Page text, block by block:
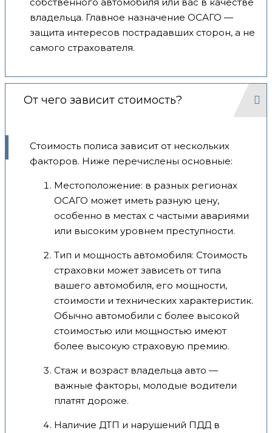
владельца. Главное назначение ОСАГО —
защита интересов пострадавших сторон, а не
самого страхователя.
От чего зависит стоимость?
Стоимость полиса зависит от нескольких
факторов. Ниже перечислены основные:
Местоположение: в разных регионах
ОСАГО может иметь разную цену,
особенно в местах с частыми авариями
или высоким уровнем преступности.
Тип и мощность автомобиля: Стоимость
страховки может зависеть от типа
вашего автомобиля, его мощности,
стоимости и технических характеристик.
Обычно автомобили с более высокой
стоимостью или мощностью имеют
более высокую страховую премию.
Стаж и возраст владельца авто —
важные факторы, молодые водители
платят дороже.
Наличие ДТП и нарушений ПДД в